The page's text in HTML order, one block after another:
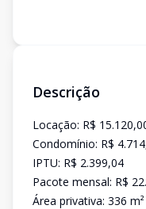
Descrição
Locação: R$
Condomínio: R$
IPTU: R$ 2.399,04
Pacote mensal: R$
Área privativa: 336 m²